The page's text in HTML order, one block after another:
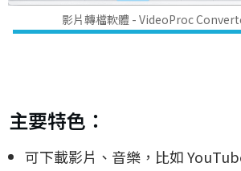
影片轉檔軟體 - VideoProc
主要特色：
可下載影片、音樂，比如